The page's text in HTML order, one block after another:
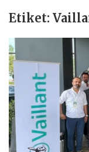
Etiket: